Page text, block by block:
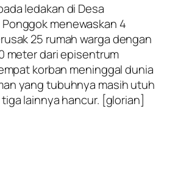
ledakan di Desa
menewaskan 4
25 rumah warga dengan
meter dari episentrum
korban meninggal dunia
yang tubuhnya masih utuh
lainnya hancur. [glorian]